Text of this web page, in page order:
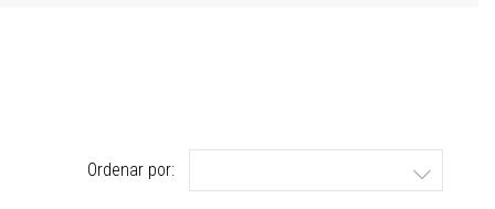
Ordenar por: 